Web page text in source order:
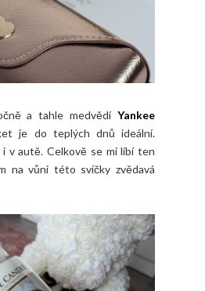
a tahle medvědí Yankee
je do teplých dnů ideální.
i v autě. Celkově se mi líbí ten
na vůni této svíčky zvědavá